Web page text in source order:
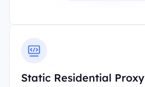
Static Residential Proxy